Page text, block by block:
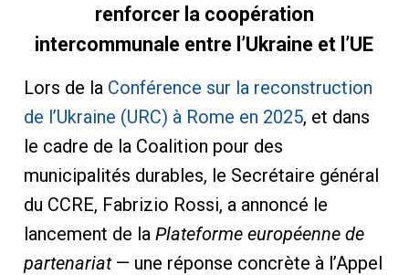
renforcer la coopération
intercommunale entre l’Ukraine et l’UE
Lors de la Conférence sur la reconstruction
de l’Ukraine (URC) à Rome en 2025, et dans
le cadre de la Coalition pour des
municipalités durables, le Secrétaire général
du CCRE, Fabrizio Rossi, a annoncé le
lancement de la Plateforme européenne de
partenariat— une réponse concrète à l’Appel